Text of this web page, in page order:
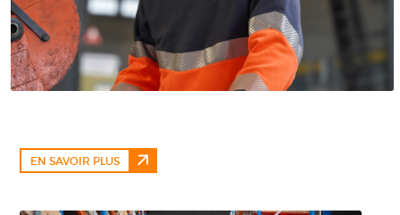
EN SAVOIR PLUS